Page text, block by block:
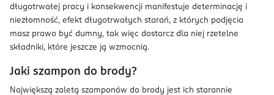
długotrwałej pracy i konsekwencji manifestuje determinację i
niezłomność, efekt długotrwałych starań, z których podjęcia
masz prawo być dumny, tak więc dostarcz dla niej rzetelne
składniki, które jeszcze ją wzmocnią.
Jaki szampon do brody?
Największą zaletą szamponów do brody jest ich starannie